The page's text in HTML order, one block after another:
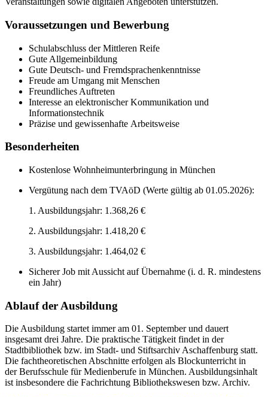
Voraussetzungen und Bewerbung
Schulabschluss der Mittleren Reife
Gute Allgemeinbildung
Gute Deutsch- und Fremdsprachenkenntnisse
Freude am Umgang mit Menschen
Freundliches Auftreten
Interesse an elektronischer Kommunikation und
Informationstechnik
Präzise und gewissenhafte Arbeitsweise
Besonderheiten
Kostenlose Wohnheimunterbringung in München
Vergütung nach dem TVAöD (Werte gültig ab 01.05.2026):
1. Ausbildungsjahr: 1.368,26 €
2. Ausbildungsjahr: 1.418,20 €
3. Ausbildungsjahr: 1.464,02 €
Sicherer Job mit Aussicht auf Übernahme (i. d. R. mindestens
ein Jahr)
Ablauf der Ausbildung
Die Ausbildung startet immer am 01. September und dauert
insgesamt drei Jahre. Die praktische Tätigkeit findet in der
Stadtbibliothek bzw. im Stadt- und Stiftsarchiv Aschaffenburg statt.
Die fachtheoretischen Abschnitte erfolgen als Blockunterricht in
der Berufsschule für Medienberufe in München. Ausbildungsinhalt
ist insbesondere die Fachrichtung Bibliothekswesen bzw. Archiv.